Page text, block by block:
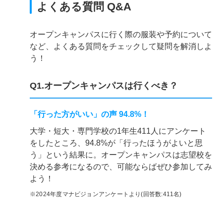
よくある質問 Q&A
オープンキャンパスに行く際の服装や予約について
など、よくある質問をチェックして疑問を解消しよ
う！
Q1.オープンキャンパスは行くべき？
「行った方がいい」の声 94.8%！
大学・短大・専門学校の1年生411人にアンケート
をしたところ、94.8%が「行ったほうがよいと思
う」という結果に。オープンキャンパスは志望校を
決める参考になるので、可能ならばぜひ参加してみ
よう！
※2024年度マナビジョンアンケートより(回答数:411名)